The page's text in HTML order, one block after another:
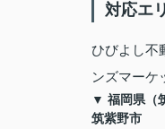
対応エ
ひびよし不
ンズマーケ
▼ 福岡県（
筑紫野市